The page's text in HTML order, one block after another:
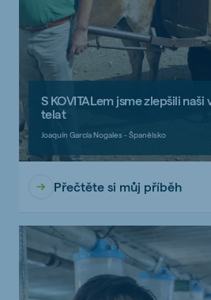
S KOVITALem jsme zlepšili naši
telat
Joaquín García Nogales - Španělsko
Přečtěte si můj příběh